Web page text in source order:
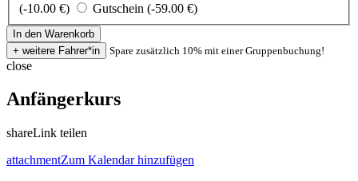
(-10.00 €)
Gutschein (-59.00 €)
Spare zusätzlich 10% mit einer Gruppenbuchung!
close
Anfängerkurs
shareLink teilen
attachmentZum Kalendar hinzufügen